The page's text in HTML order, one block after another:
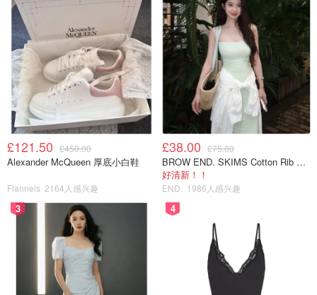
£121.50 £450.00
Alexander McQueen 厚底小白鞋
Flannels 2164人感兴趣
£38.00 £75.00
BROW END. SKIMS Cotton Rib 长款背心连衣裙 薄荷绿
好清新！！
END. 1986人感兴趣
3 4